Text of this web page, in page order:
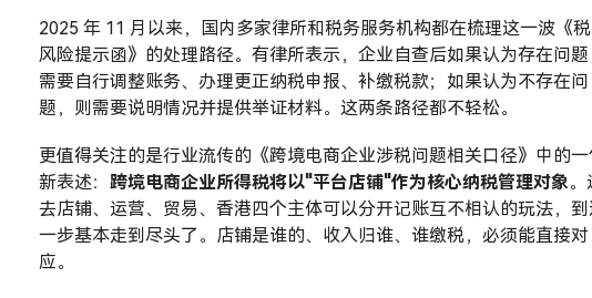
2025 年 11 月以来，国内多家律所和税务服务机构都在梳理这一波《
风险提示函》的处理路径。有律所表示，企业自查后如果认为存在问题
需要自行调整账务、办理更正纳税申报、补缴税款；如果认为不存在问
题，则需要说明情况并提供举证材料。这两条路径都不轻松。
更值得关注的是行业流传的《跨境电商企业涉税问题相关口径》中的一
新表述：跨境电商企业所得税将以"平台店铺"作为核心纳税管理对象。
去店铺、运营、贸易、香港四个主体可以分开记账互不相认的玩法，到
一步基本走到尽头了。店铺是谁的、收入归谁、谁缴税，必须能直接对
应。